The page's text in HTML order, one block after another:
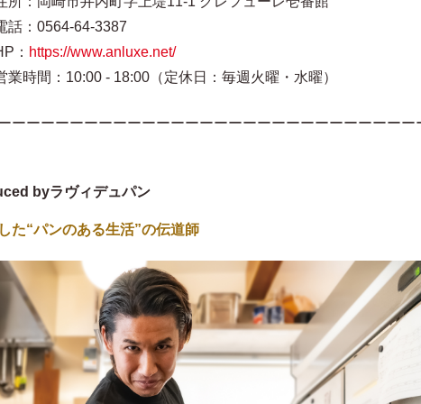
話：0564-64-3387
： https://www.anluxe.net/
業時間：10:00 - 18:00（定休日：毎週火曜・水曜）
ーーーーーーーーーーーーーーーーーーーーーーーーーーーー
byラヴィデュパン
た“パンのある生活”の伝道師